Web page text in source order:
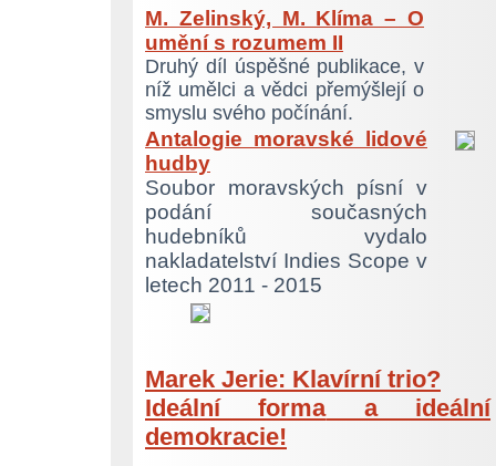
M. Zelinský, M. Klíma – O
umění s rozumem II
Druhý díl úspěšné publikace, v
níž umělci a vědci přemýšlejí o
smyslu svého počínání.
Antalogie moravské lidové
hudby
Soubor moravských písní v
podání současných
hudebníků vydalo
nakladatelství Indies Scope v
letech 2011 - 2015
Marek Jerie: Klavírní trio?
Ideální formaa ideální
demokracie!